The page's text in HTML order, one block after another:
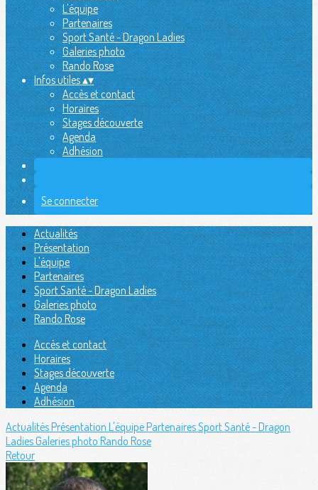
L'équipe
Partenaires
Sport Santé - Dragon Ladies
Galeries photo
Rando Rose
Infos utiles▴▾
Accès et contact
Horaires
Stages découverte
Agenda
Adhésion
Se connecter
Actualités
Présentation
L'équipe
Partenaires
Sport Santé - Dragon Ladies
Galeries photo
Rando Rose
Accès et contact
Horaires
Stages découverte
Agenda
Adhésion
ActualitésPrésentation L'équipePartenairesSport Santé - Dragon
LadiesGaleries photo Rando Rose
Retour